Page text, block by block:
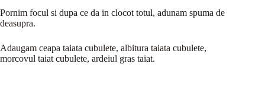
Pornim focul si dupa ce da in clocot totul, adunam spuma de
deasupra.
Adaugam ceapa taiata cubulete, albitura taiata cubulete,
morcovul taiat cubulete, ardeiul gras taiat.